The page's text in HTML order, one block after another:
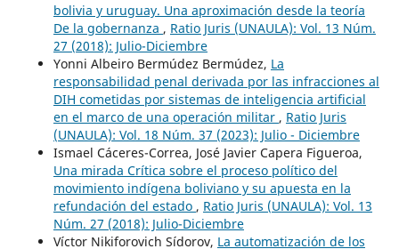
bolivia y uruguay. Una aproximación desde la teoría
De la gobernanza , Ratio Juris (UNAULA): Vol. 13 Núm.
27 (2018): Julio-Diciembre
Yonni Albeiro Bermúdez Bermúdez, La
responsabilidad penal derivada por las infracciones al
DIH cometidas por sistemas de inteligencia artificial
en el marco de una operación militar , Ratio Juris
(UNAULA): Vol. 18 Núm. 37 (2023): Julio - Diciembre
Ismael Cáceres-Correa, José Javier Capera Figueroa,
Una mirada Crítica sobre el proceso político del
movimiento indígena boliviano y su apuesta en la
refundación del estado , Ratio Juris (UNAULA): Vol. 13
Núm. 27 (2018): Julio-Diciembre
Víctor Nikiforovich Sídorov, La automatización de los